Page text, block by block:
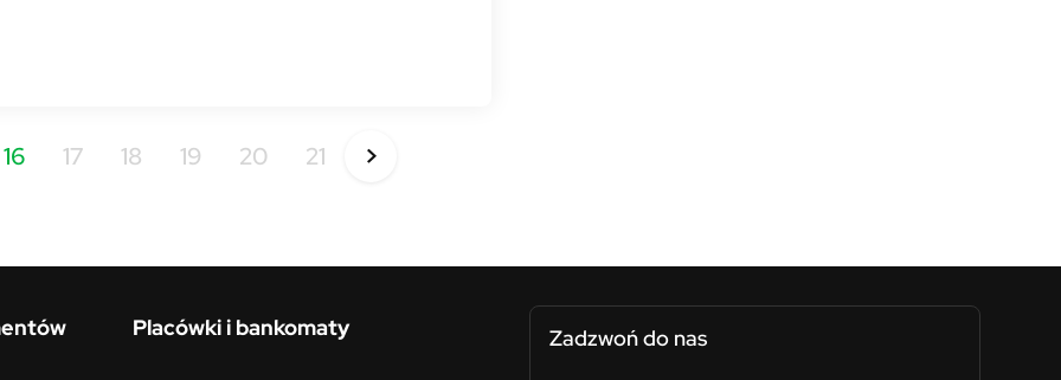
16 17 18 19 20 21
Placówki i bankomaty Zadzwoń do nas